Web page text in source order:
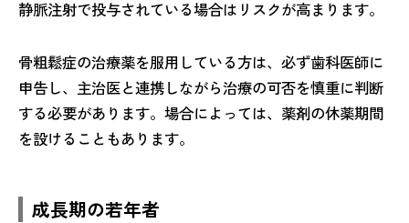
静脈注射で投与されている場合はリスクが高まります。
骨粗鬆症の治療薬を服用している方は、必ず歯科医師に
申告し、主治医と連携しながら治療の可否を慎重に判断
する必要があります。場合によっては、薬剤の休薬期間
を設けることもあります。
成長期の若年者